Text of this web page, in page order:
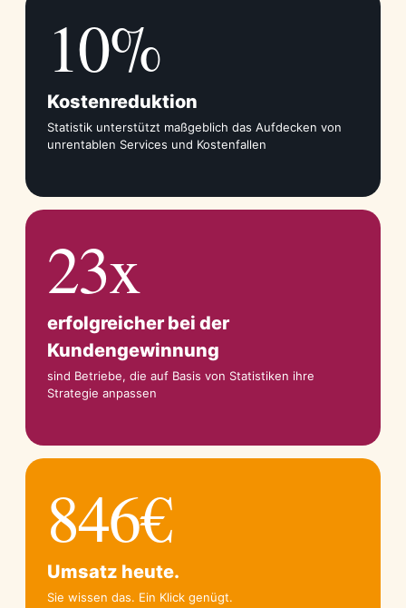
10%
Kostenreduktion
Statistik unterstützt maßgeblich das Aufdecken von
unrentablen Services und Kostenfallen
23x
erfolgreicher bei der
Kundengewinnung
sind Betriebe, die auf Basis von Statistiken ihre
Strategie anpassen
846€
Umsatz heute.
Sie wissen das. Ein Klick genügt.